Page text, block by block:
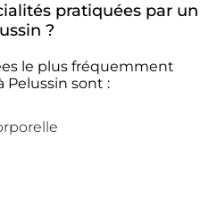
pratiquées par un
?
le plus fréquemment
Pelussin sont :